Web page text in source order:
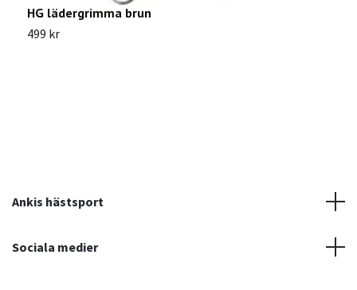
HG lädergrimma brun
499 kr
Ankis hästsport
Sociala medier